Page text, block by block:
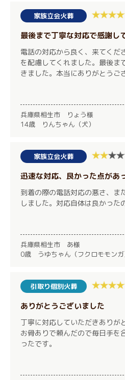
家族立会火葬
最後まで丁寧な対応で感謝し
電話の対応から良く、来てくだ
を配慮してくれました。最後ま
きました。本当にありがとうご
兵庫県相生市 りょう様
14歳 りんちゃん（犬）
家族立会火葬
迅速な対応、良かった点があ
到着の際の電話対応の悪さ、ま
しました。対応自体は良かった
兵庫県相生市 あ様
0歳 うゆちゃん（フクロモモンガ
引取り個別火葬
ありがとうございました
丁寧に対応していただきありが
お骨ありで頼んだので毎日手を
ったです。